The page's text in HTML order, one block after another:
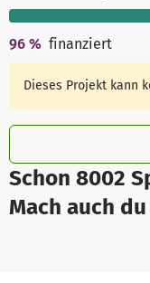
Schon 8002
Mach auch
96 % finanziert
Dieses Projekt kann